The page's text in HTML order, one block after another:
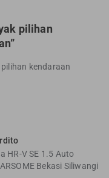
pilihan
kendaraan
HR-V SE 1.5 Auto
Bekasi Siliwangi